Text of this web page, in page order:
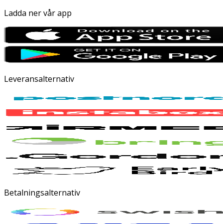
Ladda ner vår app
Leveransalternativ
Betalningsalternativ